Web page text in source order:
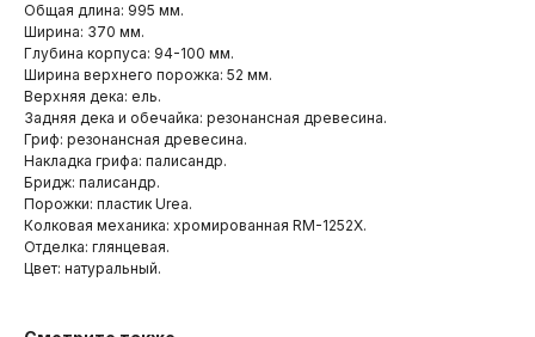
Общая длина: 995 мм.
Ширина: 370 мм.
Глубина корпуса: 94-100 мм.
Ширина верхнего порожка: 52 мм.
Верхняя дека: ель.
Задняя дека и обечайка: резонансная древесина.
Гриф: резонансная древесина.
Накладка грифа: палисандр.
Бридж: палисандр.
Порожки: пластик Urea.
Колковая механика: хромированная RM-1252X.
Отделка: глянцевая.
Цвет: натуральный.